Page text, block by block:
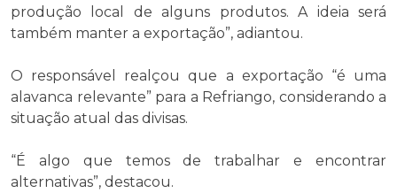
produção local de alguns produtos. A ideia será
também manter a exportação”, adiantou.
O responsável realçou que a exportação “é uma
alavanca relevante” para a Refriango, considerando a
situação atual das divisas.
“É algo que temos de trabalhar e encontrar
alternativas”, destacou.